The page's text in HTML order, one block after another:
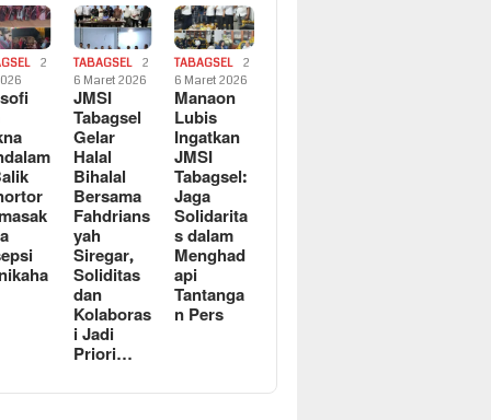
2
TABAGSEL
2
6 Maret 2026
JMSI
Tabagsel
Gelar
Halal
Bihalal
Bersama
Fahdrians
yah
Siregar,
Soliditas
dan
Kolaboras
i Jadi
Priori…
TABAGSEL
2
6 Maret 2026
Manaon
Lubis
Ingatkan
JMSI
Tabagsel:
Jaga
Solidarita
s dalam
Menghad
api
Tantanga
n Pers